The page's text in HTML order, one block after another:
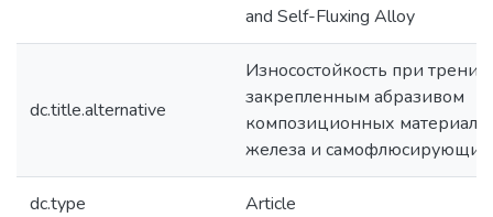
and Self-Fluxing Alloy
dc.title.alternative
Износостойкость при
закрепленным абразивом
композиционных
железа и
dc.type Article